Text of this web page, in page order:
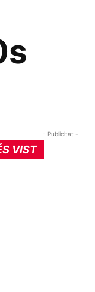
- Publicitat -
VIST